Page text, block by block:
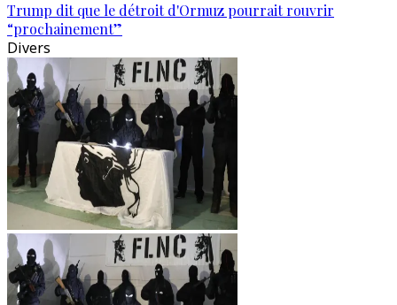
Trump dit que le détroit d'Ormuz pourrait rouvrir
“prochainement”
Divers